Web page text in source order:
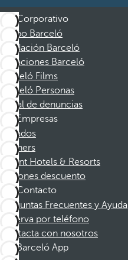
Corporativo
Grupo Barceló
Fundación Barceló
Vacaciones Barceló
Barceló Films
Barceló Personas
Canal de denuncias
Empresas
Afiliados
Partners
Dorint Hotels & Resorts
Cupones descuento
Contacto
Preguntas Frecuentes y Ayuda
Reserva por teléfono
Contacta con nosotros
Barceló App